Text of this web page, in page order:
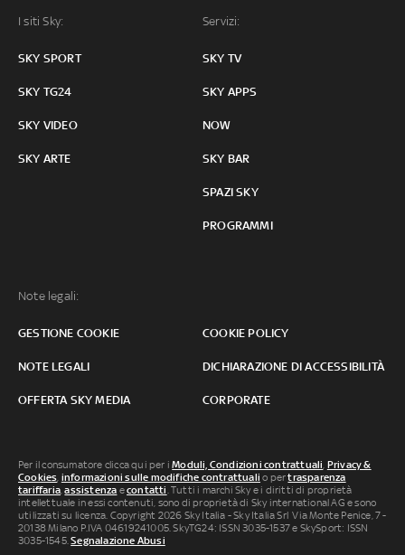
I siti Sky:
SKY SPORT
SKY TG24
SKY VIDEO
SKY ARTE
Servizi:
SKY TV
SKY APPS
NOW
SKY BAR
SPAZI SKY
PROGRAMMI
Note legali:
GESTIONE COOKIE COOKIE POLICY
NOTE LEGALI DICHIARAZIONE DI ACCESSIBILITÀ
OFFERTA SKY MEDIA CORPORATE
Per il consumatore clicca qui per iModuli, Condizioni contrattuali Privacy &
Cookies informazioni sulle modifiche contrattuali o pertrasparenza
tariffaria ,assistenza econtatti . Tutti i marchi Sky e i diritti di proprietà
intellettuale in essi contenuti, sono di proprietà di Sky international AG e sono
utilizzati su licenza. Copyright 2026 Sky Italia - Sky Italia Srl Via Monte Penice, 7 -
20138 Milano P.IVA 04619241005. SkyTG24: ISSN 3035-1537 e SkySport: ISSN
3035-1545.Segnalazione Abusi